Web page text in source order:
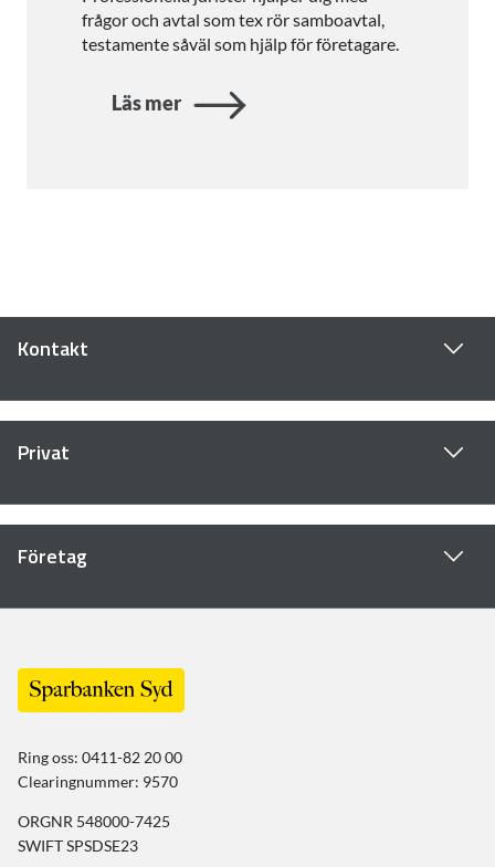
frågor och avtal som tex rör samboavtal,
testamente såväl som hjälp för företagare.
Läs mer
Kontakt
Privat
Företag
Ring oss: 0411-82 20 00
Clearingnummer: 9570
ORGNR 548000-7425
SWIFT SPSDSE23